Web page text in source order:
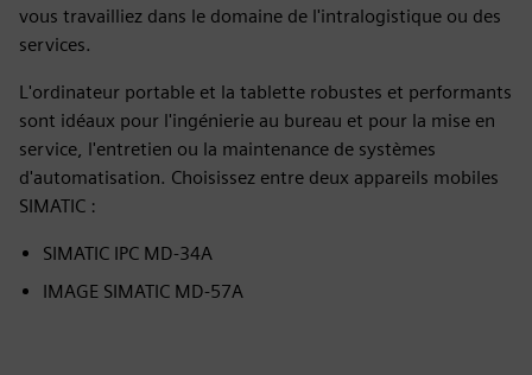
vous travailliez dans le domaine de l'intralogistique ou des
services.
L'ordinateur portable et la tablette robustes et performants
sont idéaux pour l'ingénierie au bureau et pour la mise en
service, l'entretien ou la maintenance de systèmes
d'automatisation. Choisissez entre deux appareils mobiles
SIMATIC :
SIMATIC IPC MD-34A
IMAGE SIMATIC MD-57A